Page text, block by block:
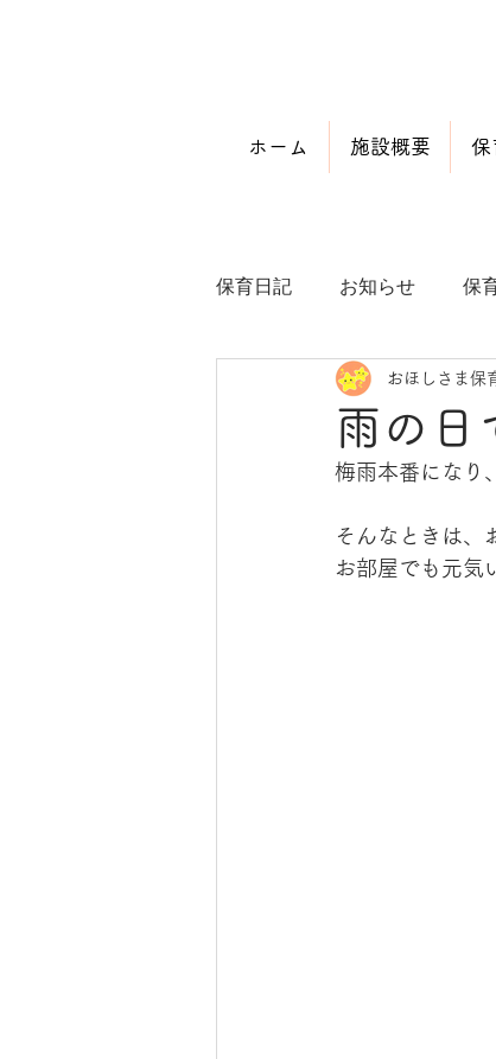
ホーム 施設概要 保
保育日記 お知らせ 保
雨の日
おほしさま保
梅雨本番になり
そんなときは、
お部屋でも元気